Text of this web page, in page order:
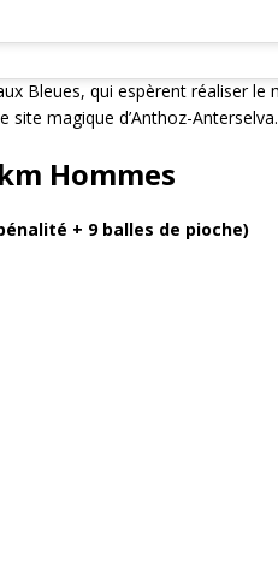
Bleues, qui espèrent réaliser le
site magique d’Anthoz-Anterselva.
Hommes
+ 9 balles de pioche)